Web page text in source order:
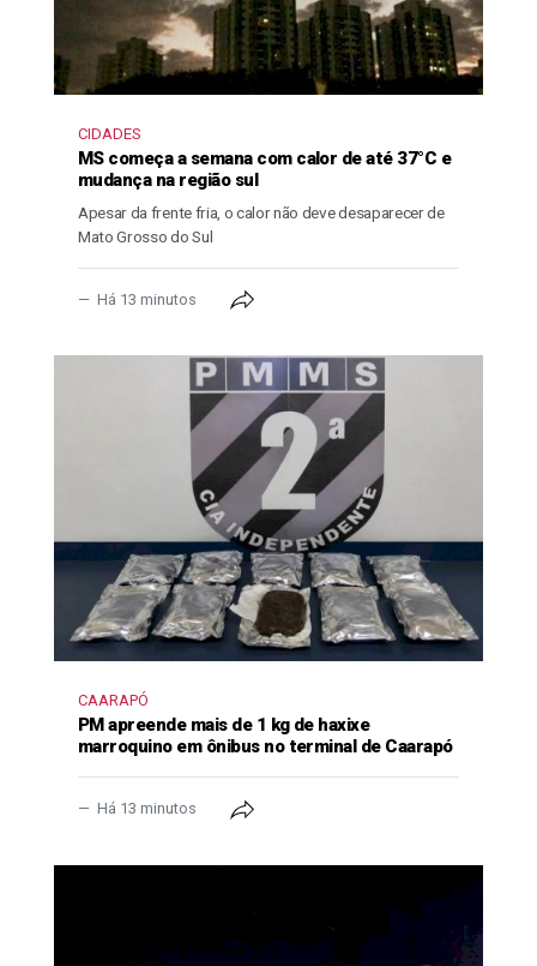
CIDADES
MS começa a semana com calor de até 37°C e
mudança na região sul
Apesar da frente fria, o calor não deve desaparecer de
Mato Grosso do Sul
Há 13 minutos
CAARAPÓ
PM apreende mais de 1 kg de haxixe
marroquino em ônibus no terminal de Caarapó
Há 13 minutos